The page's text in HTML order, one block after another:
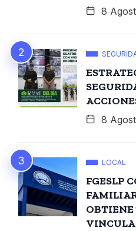
8
8
LOCAL
FGESLP
OBTIENE